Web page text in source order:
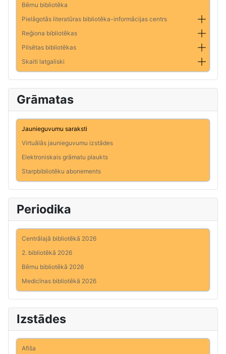
Bērnu bibliotēka
Pielāgotās literatūras bibliotēka-informācijas centrs
Reģiona bibliotēkas
Pilsētas bibliotēkas
Skaiti latgaliski
Grāmatas
Jaunieguvumu saraksti
Virtuālās jaunieguvumu izstādes
Elektroniskais grāmatu plaukts
Starpbibliotēku abonements
Periodika
Centrālajā bibliotēkā 2026
2. bibliotēkā 2026
Bērnu bibliotēkā 2026
Medicīnas bibliotēkā 2026
Izstādes
Afiša